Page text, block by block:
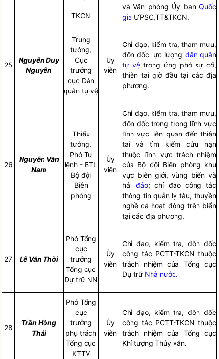
TKCN
và Văn phòng Ủy ban Quốc
gia ƯPSC,TT&TKCN.
25
Nguyễn Duy
Nguyên
Trung
tướng,
Cục
trưởng
cục Dân
quân tự vệ
Ủy
viên
Chỉ đạo, kiểm tra, tham mưu,
đôn đốc lực lượng dân quân
tự vệtrong ứng phó sự cố,
thiên taigiờ đầu tại các địa
phương.
26
Nguyễn Văn
Nam
Thiếu
tướng,
Phó Tư
lệnh - BTL
Bộ đội
Biên
phòng
Ủy
viên
Chỉ đạo, kiểm tra, tham mưu,
đôn đốc trong trong lĩnh vực
lĩnh vực liên quan đến thiên
tai và tìm kiếm cứu nạn
thuộc lĩnh vực trách nhiệm
của Bộ đội Biên phòng khu
vực biên giới, vùng biển và
hảiđảo;chỉ đạo công tác
thông tin quản lý tàu, thuyền
nghề cá hoạt động trên biển
tại các địa phương.
27 Lê Văn Thời
Phó Tổng
cục
trưởng
Tổng cục
Dự trữ NN
Ủy
viên
Chỉ đạo, kiểm tra, đôn đốc
công tác PCTT-TKCN thuộc
trách nhiệm của Tổng cục
Dự trữ Nhà nước.
28
Trần Hồng
Thái
Phó Tổng
cục
trưởng
phụ trách
Tổng cục
KTTV
Ủy
viên
Chỉ đạo, kiểm tra, đôn đốc
công tác PCTT-TKCN thuộc
trách nhiệm của Tổng cục
Khí tượng Thủy văn.